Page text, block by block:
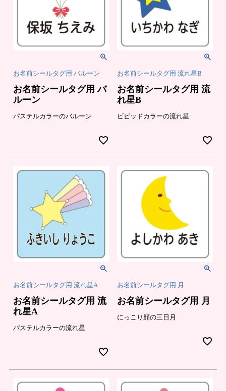
お名前シールタグ用 バルーン
お名前シールタグ用 バ
ルーン
パステルカラーのバルーン
お名前シールタグ用 流れ星B
お名前シールタグ用 流
れ星B
ビビッドカラーの流れ星
お名前シールタグ用 流れ星A
お名前シールタグ用 流
れ星A
パステルカラーの流れ星
お名前シールタグ用 月
お名前シールタグ用 月
にっこり顔の三日月